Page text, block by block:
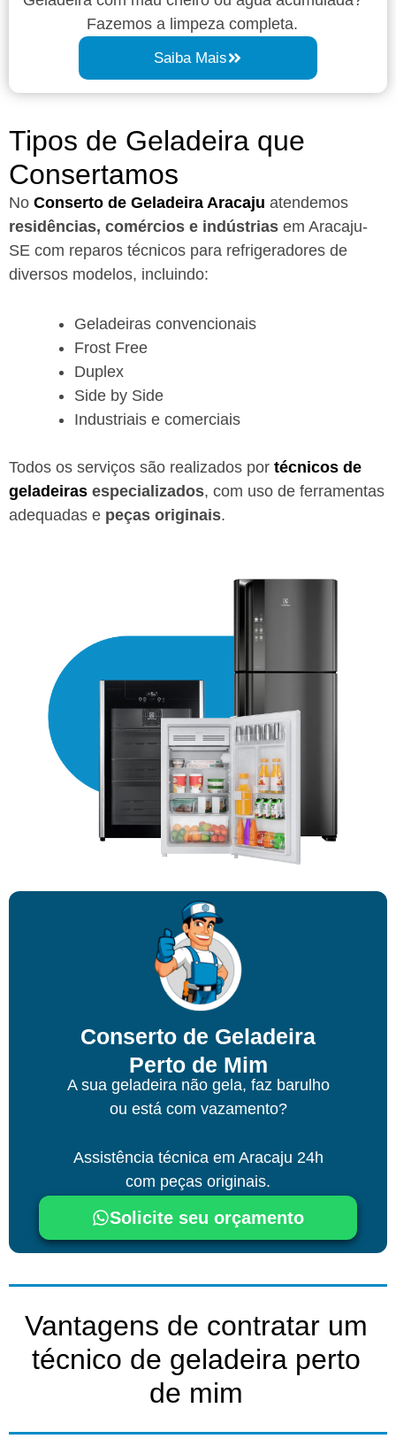
Fazemos a limpeza completa.
Saiba Mais
Tipos de Geladeira que
Consertamos
No Conserto de Geladeira Aracaju atendemos
residências, comércios e indústrias em Aracaju-
SE com reparos técnicos para refrigeradores de
diversos modelos, incluindo:
Geladeiras convencionais
Frost Free
Duplex
Side by Side
Industriais e comerciais
Todos os serviços são realizados por técnicos de
geladeiras especializados, com uso de ferramentas
adequadas e peças originais.
Conserto de Geladeira
Perto de Mim
A sua geladeira não gela, faz barulho
ou está com vazamento?
Assistência técnica em Aracaju 24h
com peças originais.
Solicite seu orçamento
Vantagens de contratar um
técnico de geladeira perto
de mim